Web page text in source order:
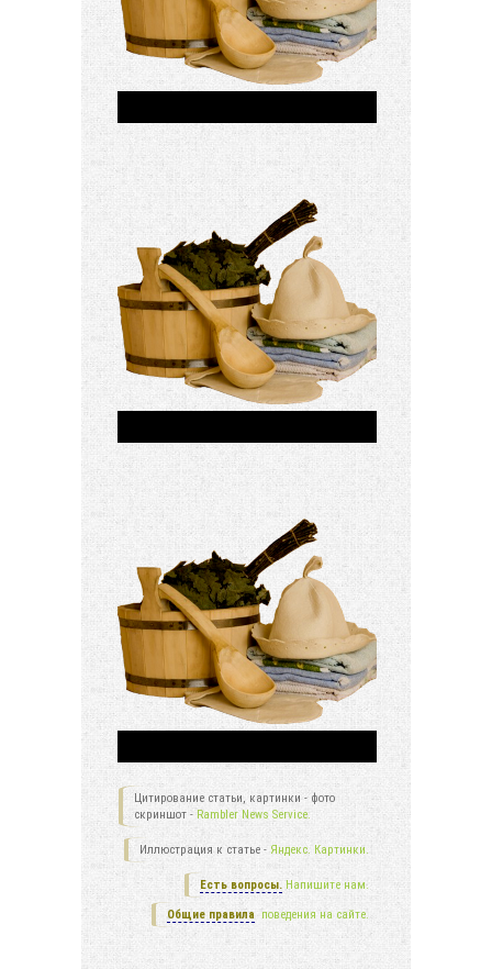
Цитирование статьи, картинки - фото
скриншот - Rambler News Service.
Иллюстрация к статье - Яндекс. Картинки.
Есть вопросы. Напишите нам.
Общие правила поведения на сайте.